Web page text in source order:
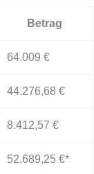
Betrag
64.009 €
44.276,68 €
8.412,57 €
52.689,25 €*